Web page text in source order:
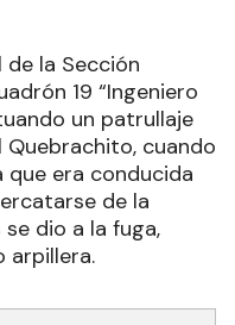
de la Sección
19 “Ingeniero
un patrullaje
Quebrachito, cuando
era conducida
de la
dio a la fuga,
arpillera.